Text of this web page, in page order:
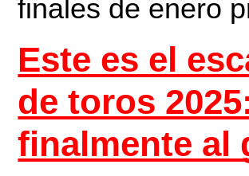
finales de enero
Este es el
de toros
finalmente al